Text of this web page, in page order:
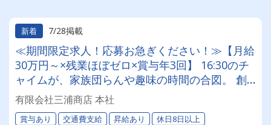
新着 7/28掲載
≪期間限定求人！応募お急ぎください！≫【月給
30万円～×残業ほぼゼロ×賞与年3回】 16:30のチ
ャイムが、家族団らんや趣味の時間の合図。 創
業50年の安定企業で、心にゆとりあるドライバー
人生を。
有限会社三浦商店 本社
賞与あり 交通費支給 昇給あり 休日8日以上